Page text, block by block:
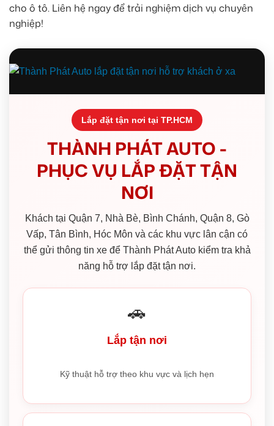
cho ô tô. Liên hệ ngay để trải nghiệm dịch vụ chuyên
nghiệp!
Lắp đặt tận nơi tại TP.HCM
THÀNH PHÁT AUTO -
PHỤC VỤ LẮP ĐẶT TẬN
NƠI
Khách tại Quận 7, Nhà Bè, Bình Chánh, Quận 8, Gò
Vấp, Tân Bình, Hóc Môn và các khu vực lân cận có
thể gửi thông tin xe để Thành Phát Auto kiểm tra khả
năng hỗ trợ lắp đặt tận nơi.
🚗
Lắp tận nơi
Kỹ thuật hỗ trợ theo khu vực và lịch hẹn